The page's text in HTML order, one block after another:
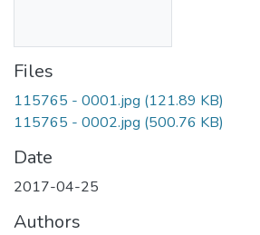
Files
115765 - 0001.jpg (121.89 KB)
115765 - 0002.jpg (500.76 KB)
Date
2017-04-25
Authors